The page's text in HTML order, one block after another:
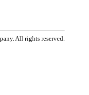
All rights reserved.